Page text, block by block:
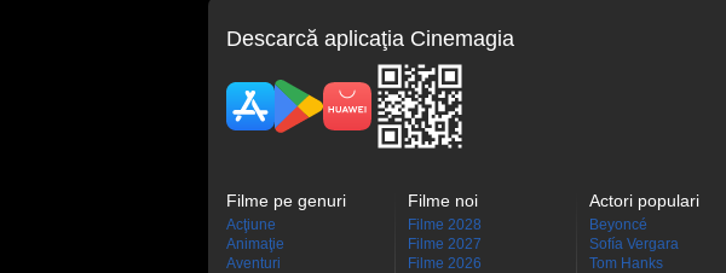
Descarcă aplicaţia Cinemagia
Filme pe genuri
Acţiune
Animaţie
Aventuri
Filme noi
Filme 2028
Filme 2027
Filme 2026
Actori populari
Beyoncé
Sofía Vergara
Tom Hanks